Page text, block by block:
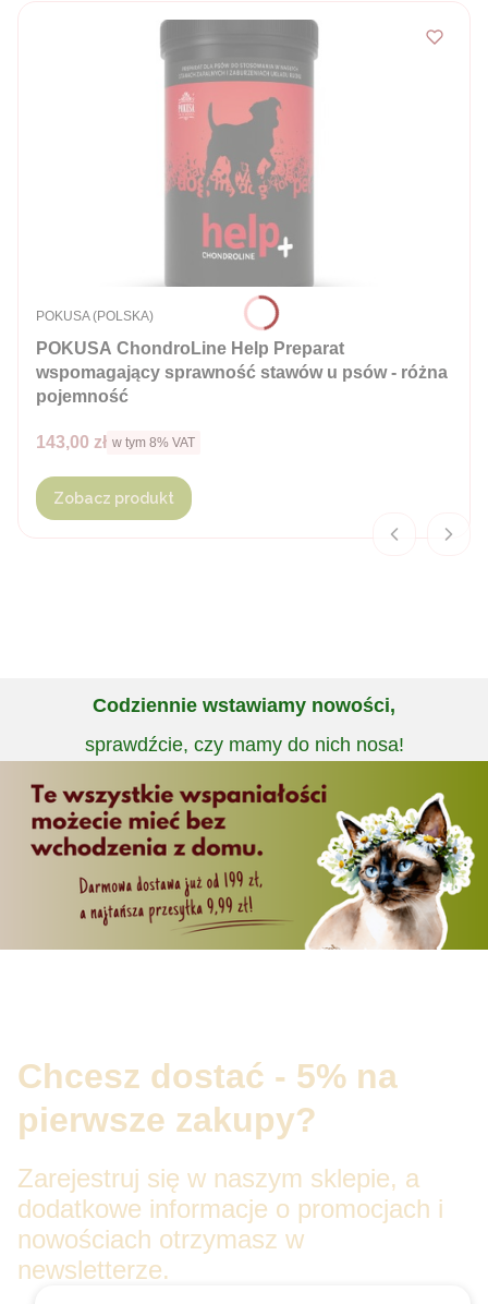
POKUSA ChondroLine Help Preparat
wspomagający sprawność stawów u psów - różna
pojemność
PRODUCENT
POKUSA (POLSKA)
Cena brutto
143,00 zł w tym %s VAT
w tym 8% VAT
Zobacz produkt
Codziennie wstawiamy nowości,
sprawdźcie, czy mamy do nich nosa!
Chcesz dostać - 5% na
pierwsze zakupy?
Zarejestruj się w naszym sklepie, a
dodatkowe informacje o promocjach i
nowościach otrzymasz w
newsletterze.